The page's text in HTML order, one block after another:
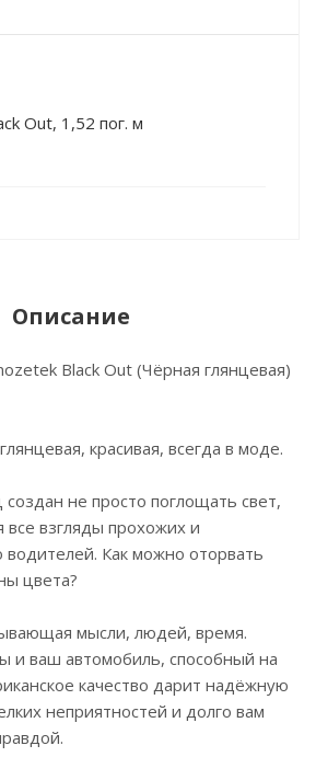
Out, 1,52 пог. м
Описание
Black Out (Чёрная глянцевая)
красивая, всегда в моде.
не просто поглощать свет,
все взгляды прохожих и
Как можно оторвать
цвета?
мысли, людей, время.
и ваш автомобиль, способный на
качество дарит надёжную
неприятностей и долго вам